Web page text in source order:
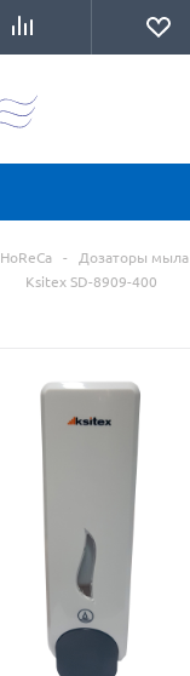
HoReCa - Дозаторы мыла
Ksitex SD-8909-400